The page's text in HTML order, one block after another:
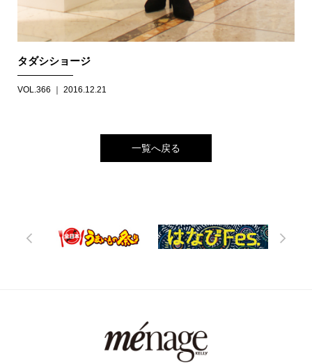
タダシショージ
VOL.366 ｜ 2016.12.21
一覧へ戻る